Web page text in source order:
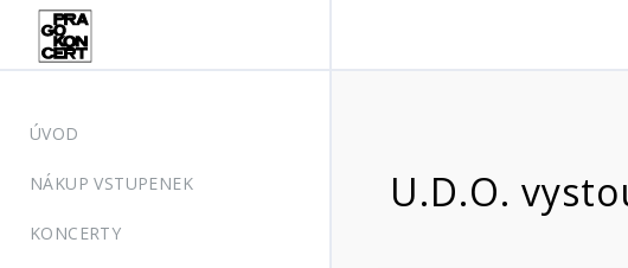
ÚVOD
NÁKUP VSTUPENEK
KONCERTY
U.D.O.